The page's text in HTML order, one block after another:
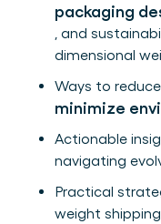
packaging
, and
dimensional
Ways to
minimize
Actionable
navigating
Practical
weight